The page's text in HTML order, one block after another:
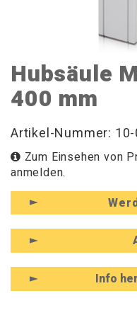
Hubsäule
400 mm
Artikel-Nummer:
Zum Einsehen von
anmelden.
Info